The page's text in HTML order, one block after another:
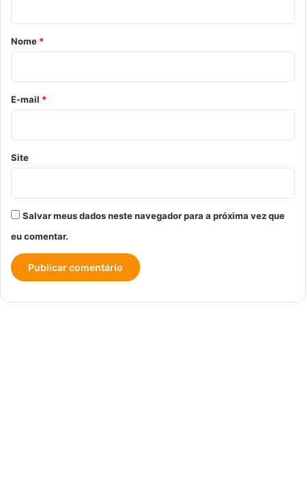
r
o
*
Nome *
E-mail *
Site
Salvar meus dados neste navegador para a próxima vez que
eu comentar.